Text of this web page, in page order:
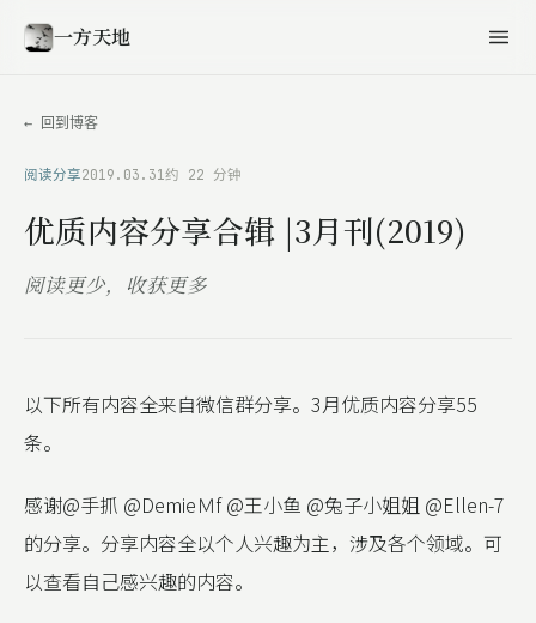
一方天地
← 回到博客
阅读分享2019.03.31约 22 分钟
优质内容分享合辑 |3月刊(2019)
阅读更少，收获更多
以下所有内容全来自微信群分享。3月优质内容分享55
条。
感谢@手抓 @DemieＭf @王小鱼 @兔子小姐姐 @Ellen-7
的分享。分享内容全以个人兴趣为主，涉及各个领域。可
以查看自己感兴趣的内容。